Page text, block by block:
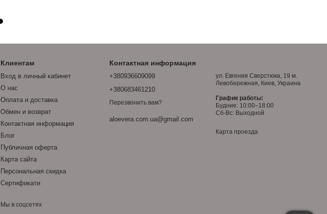
Клиентам
Вход в личный кабинет
О нас
Оплата и доставка
Обмен и возврат
Контактная информация
Блог
Публичная оферта
Карта сайта
Персональная скидка
Сертификати
Мы в соцсетях
Контактная информация
+380936609099
+380683461210
Перезвонить вам?
aloevera.com.ua@gmail.com
ул. Евгения Сверстюка, 19 м.
Левобережная, Киев, Украина
График работы:
Будние: 10:00–18:00
Сб-Вс: Выходной
Карта проезда